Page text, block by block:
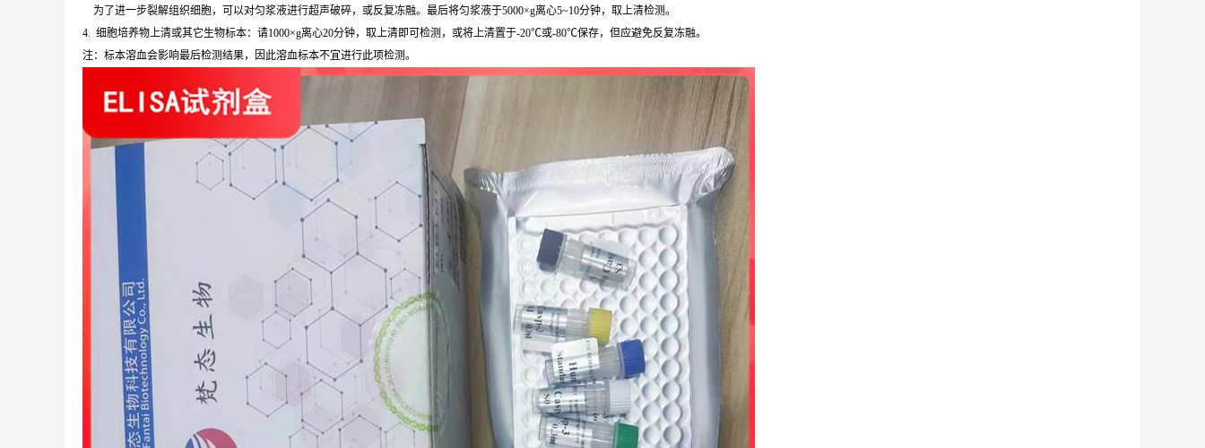
为了进一步裂解组织细胞，可以对匀浆液进行超声破碎，或反复冻融。最后将匀浆液于5000×g离心5~10分钟，取上清检测。
4. 细胞培养物上清或其它生物标本：请1000×g离心20分钟，取上清即可检测，或将上清置于-20℃或-80℃保存，但应避免反复冻融。
注：标本溶血会影响最后检测结果，因此溶血标本不宜进行此项检测。